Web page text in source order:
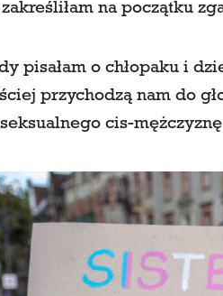
na początku
pisałam o chłopaku i
przychodzą nam do
cis-